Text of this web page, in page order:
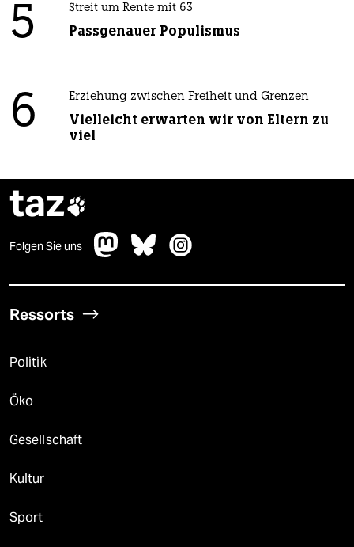
5 Streit um Rente mit 63
Passgenauer Populismus
6 Erziehung zwischen Freiheit und Grenzen
Vielleicht erwarten wir von Eltern zu
viel
taz
Folgen Sie uns
Ressorts
Politik
Öko
Gesellschaft
Kultur
Sport